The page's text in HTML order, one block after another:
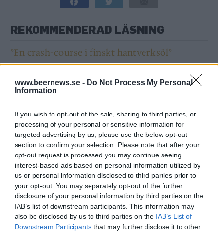
www.beernews.se - Do Not Process My Personal
Information
If you wish to opt-out of the sale, sharing to third parties, or
processing of your personal or sensitive information for
targeted advertising by us, please use the below opt-out
section to confirm your selection. Please note that after your
opt-out request is processed you may continue seeing
interest-based ads based on personal information utilized by
us or personal information disclosed to third parties prior to
your opt-out. You may separately opt-out of the further
disclosure of your personal information by third parties on the
IAB’s list of downstream participants. This information may
also be disclosed by us to third parties on the IAB’s List of
Downstream Participants that may further disclose it to other
REKOMMENDERAD LÄSNING
”En crash-course i finskt hantverksöl”
Monopolets framtid osäker i Finland